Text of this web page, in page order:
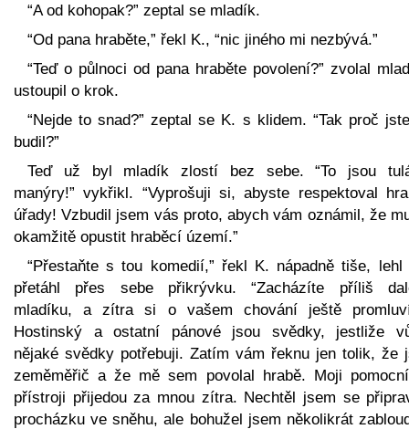
“A od kohopak?” zeptal se mladík.
“Od pana hraběte,” řekl K., “nic jiného mi nezbývá.”
“Teď o půlnoci od pana hraběte povolení?” zvolal
ustoupil o krok.
“Nejde to snad?” zeptal se K. s klidem. “Tak proč
budil?”
Teď už byl mladík zlostí bez sebe. “To jsou
manýry!” vykřikl. “Vyprošuji si, abyste respektoval
úřady! Vzbudil jsem vás proto, abych vám oznámil, že
okamžitě opustit hraběcí území.”
“Přestaňte s tou komedií,” řekl K. nápadně tiše,
přetáhl přes sebe přikrývku. “Zacházíte příliš
mladíku, a zítra si o vašem chování ještě
Hostinský a ostatní pánové jsou svědky, jestliže
nějaké svědky potřebuji. Zatím vám řeknu jen tolik, že
zeměměřič a že mě sem povolal hrabě. Moji
přístroji přijedou za mnou zítra. Nechtěl jsem se
procházku ve sněhu, ale bohužel jsem několikrát